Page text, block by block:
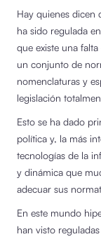
Hay quienes dicen
ha sido regulada
que existe una
un conjunto de
nomenclaturas y
legislación
Esto se ha dado
política y, la más
tecnologías de la
y dinámica que
adecuar sus
En este mundo
han visto